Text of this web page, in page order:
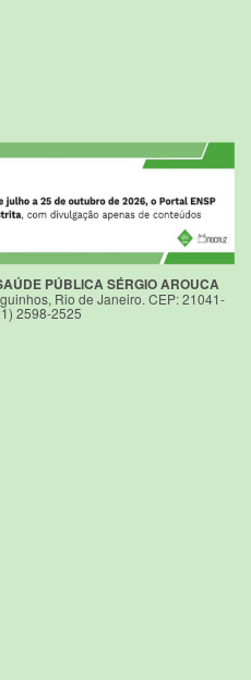
PÚBLICA SÉRGIO AROUCA
Rio de Janeiro. CEP: 21041-
2598-2525